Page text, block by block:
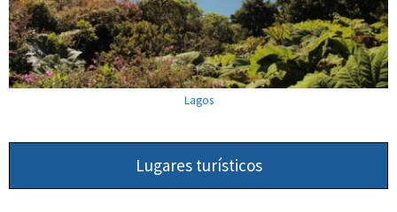
Lagos
Lugares turísticos